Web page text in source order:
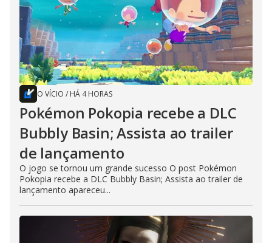
O VÍCIO / HÁ 4 HORAS
Pokémon Pokopia recebe a DLC
Bubbly Basin; Assista ao trailer
de lançamento
O jogo se tornou um grande sucesso O post Pokémon
Pokopia recebe a DLC Bubbly Basin; Assista ao trailer de
lançamento apareceu...